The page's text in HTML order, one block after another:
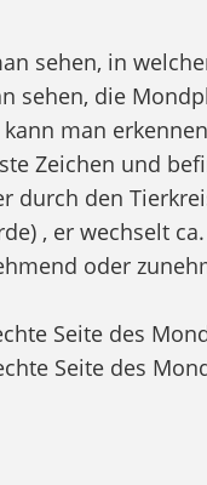
sehen, in
sehen, die
man
Zeichen und
durch den
, er wechselt
oder
Seite des
Seite des